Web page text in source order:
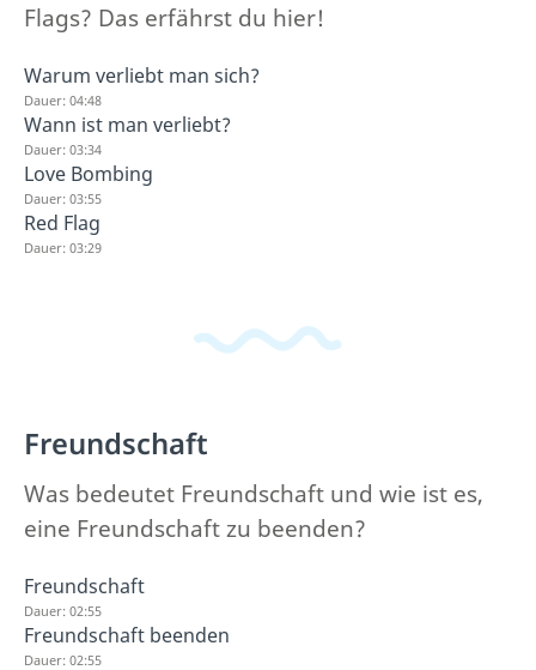
Flags? Das erfährst du hier!
Warum verliebt man sich?
Dauer: 04:48
Wann ist man verliebt?
Dauer: 03:34
Love Bombing
Dauer: 03:55
Red Flag
Dauer: 03:29
Freundschaft
Was bedeutet Freundschaft und wie ist es,
eine Freundschaft zu beenden?
Freundschaft
Dauer: 02:55
Freundschaft beenden
Dauer: 02:55